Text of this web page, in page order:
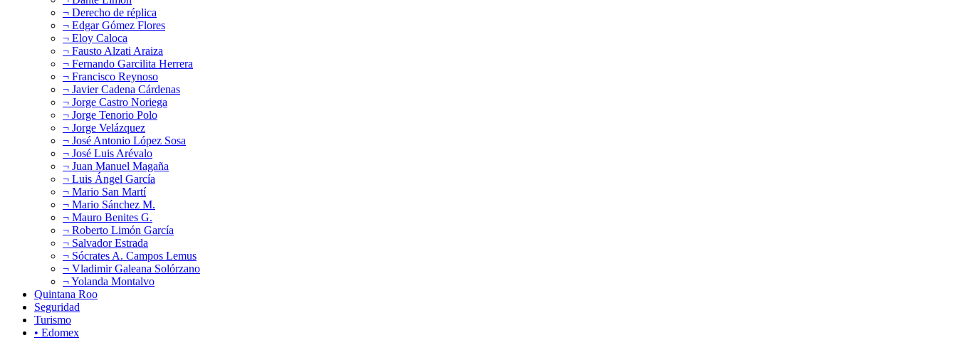
¬ Derecho de réplica
¬ Edgar Gómez Flores
¬ Eloy Caloca
¬ Fausto Alzati Araiza
¬ Fernando Garcilita Herrera
¬ Francisco Reynoso
¬ Javier Cadena Cárdenas
¬ Jorge Castro Noriega
¬ Jorge Tenorio Polo
¬ Jorge Velázquez
¬ José Antonio López Sosa
¬ José Luis Arévalo
¬ Juan Manuel Magaña
¬ Luis Ángel García
¬ Mario San Martí
¬ Mario Sánchez M.
¬ Mauro Benites G.
¬ Roberto Limón García
¬ Salvador Estrada
¬ Sócrates A. Campos Lemus
¬ Vladimir Galeana Solórzano
¬ Yolanda Montalvo
Quintana Roo
Seguridad
Turismo
• Edomex